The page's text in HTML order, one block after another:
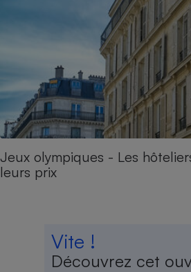
Jeux olympiques - Les
leurs prix
Vite !
Découvrez cet